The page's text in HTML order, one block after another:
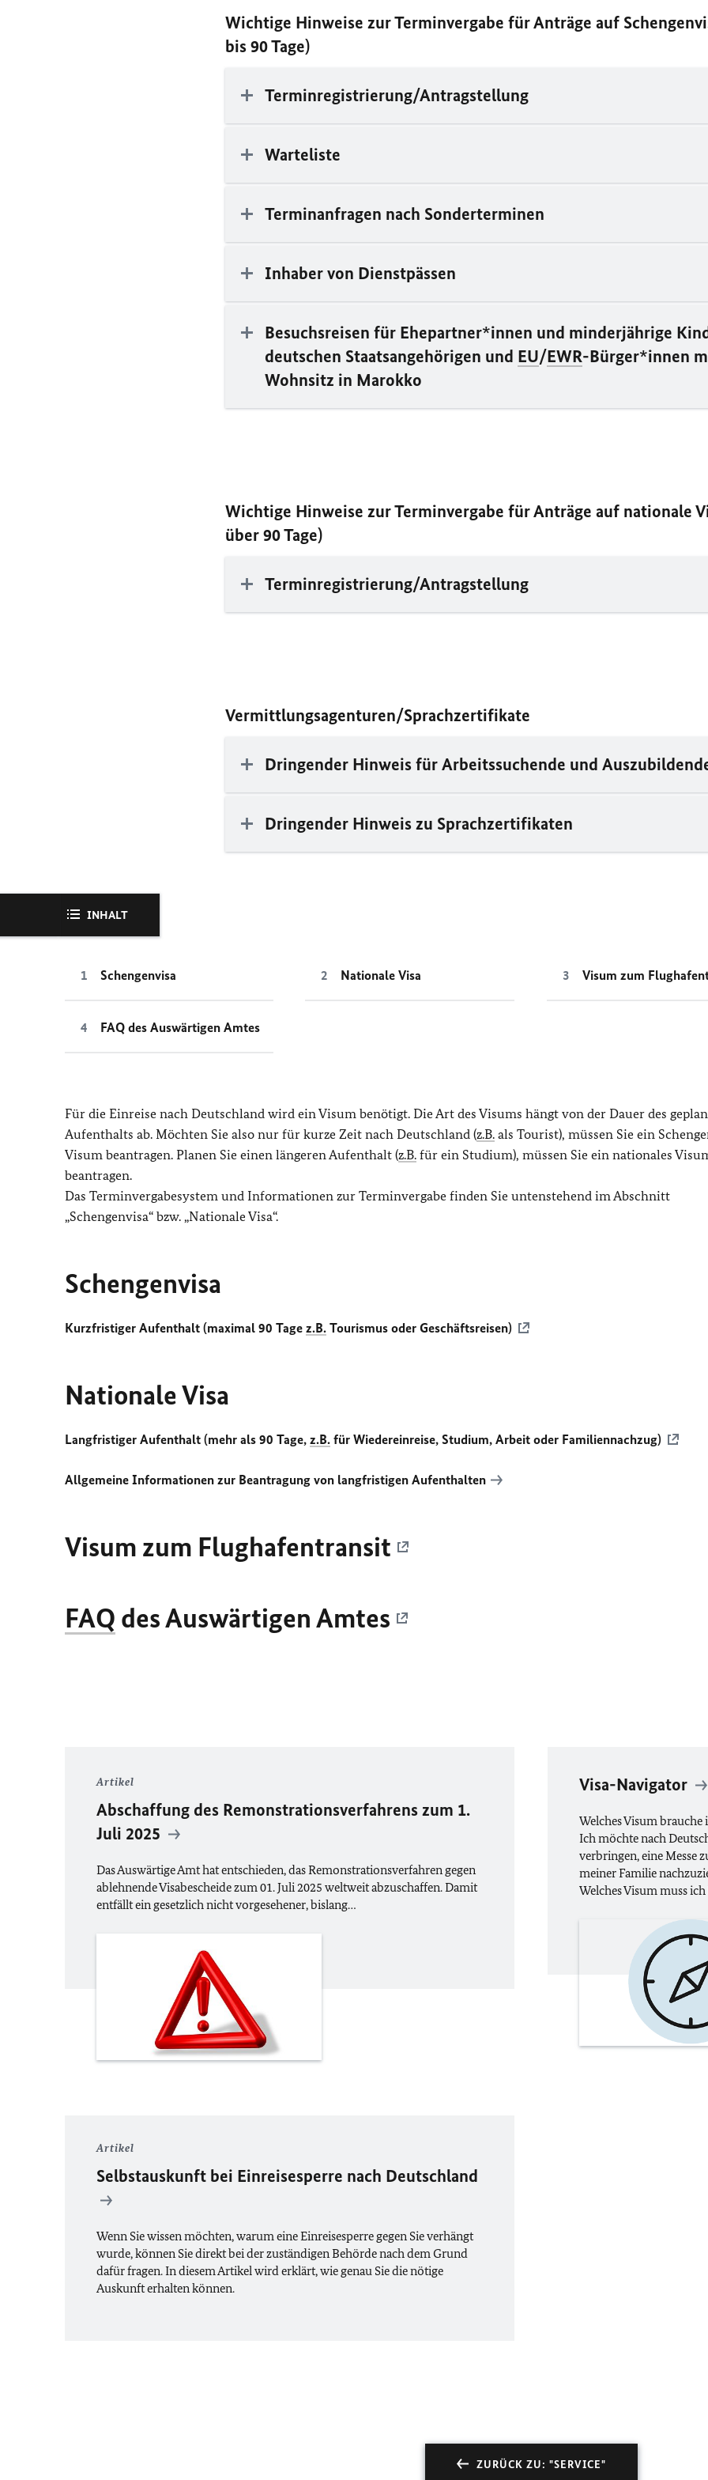
Wichtige Hinweise zur Terminvergabe für Anträge auf
bis 90 Tage)
Terminregistrierung/Antragstellung
Warteliste
Terminanfragen nach Sonderterminen
Inhaber von Dienstpässen
Besuchsreisen für Ehepartner*innen und minderjährige
deutschen Staatsangehörigen und EU/EWR-Bürger*innen
Wohnsitz in Marokko
Wichtige Hinweise zur Terminvergabe für Anträge auf nationale
über 90 Tage)
Terminregistrierung/Antragstellung
Vermittlungsagenturen/Sprachzertifikate
Dringender Hinweis für Arbeitssuchende und
Dringender Hinweis zu Sprachzertifikaten
INHALT
Schengenvisa Nationale Visa Visum zum
FAQ des Auswärtigen Amtes
Für die Einreise nach Deutschland wird ein Visum benötigt. Die Art des Visums hängt von der Dauer des
Aufenthalts ab. Möchten Sie also nur für kurze Zeit nach Deutschland (z.B. als Tourist), müssen Sie ein
Visum beantragen. Planen Sie einen längeren Aufenthalt (z.B. für ein Studium), müssen Sie ein nationales
beantragen.
Das Terminvergabesystem und Informationen zur Terminvergabe finden Sie untenstehend im Abschnitt
„Schengenvisa“ bzw. „Nationale Visa“.
Schengenvisa
Kurzfristiger Aufenthalt (maximal 90 Tage z.B. Tourismus oder Geschäftsreisen)
Nationale Visa
Langfristiger Aufenthalt (mehr als 90 Tage, z.B. für Wiedereinreise, Studium, Arbeit oder Familiennachzug)
Allgemeine Informationen zur Beantragung von langfristigen Aufenthalten
Visum zum Flughafentransit
FAQ des Auswärtigen Amtes
Artikel
Abschaffung des Remonstrationsverfahrens zum 1.
Juli 2025
Das Auswärtige Amt hat entschieden, das Remonstrationsverfahren gegen
ablehnende Visabescheide zum 01. Juli 2025 weltweit abzuschaffen. Damit
entfällt ein gesetzlich nicht vorgesehener, bislang…
Visa-Navigator
Welches Visum
Ich möchte nach
verbringen, eine Messe
meiner Familie
Welches Visum muss
Artikel
Selbstauskunft bei Einreisesperre nach Deutschland
Wenn Sie wissen möchten, warum eine Einreisesperre gegen Sie verhängt
wurde, können Sie direkt bei der zuständigen Behörde nach dem Grund
dafür fragen. In diesem Artikel wird erklärt, wie genau Sie die nötige
Auskunft erhalten können.
ZURÜCK ZU: "SERVICE"